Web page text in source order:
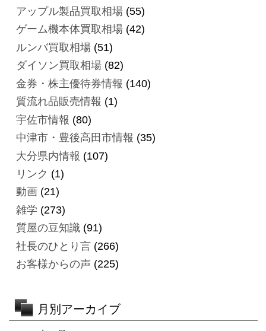
アップル製品買取相場(55)
ゲーム機本体買取相場(42)
ルンバ買取相場(51)
ダイソン買取相場(82)
金券・株主優待券情報 (140)
質流れ品販売情報 (1)
宇佐市情報 (80)
中津市・豊後高田市情報 (35)
大分県内情報 (107)
リンク (1)
動画 (21)
雑学 (273)
質屋の豆知識(91)
社長のひとり言(266)
お客様からの声(225)
月別アーカイブ